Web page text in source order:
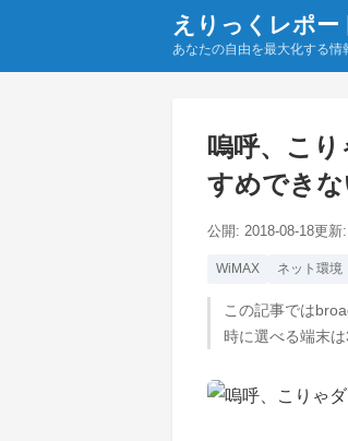
えりっくレポー
あなたの自由を最大化する情
嗚呼、こ
すめできな
公開: 2018-08-18更新:
WiMAX ネット環境
この記事では
時に選べる端末